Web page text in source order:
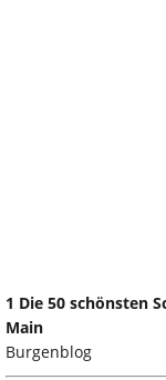
1 Die 50 schönsten
Main
Burgenblog